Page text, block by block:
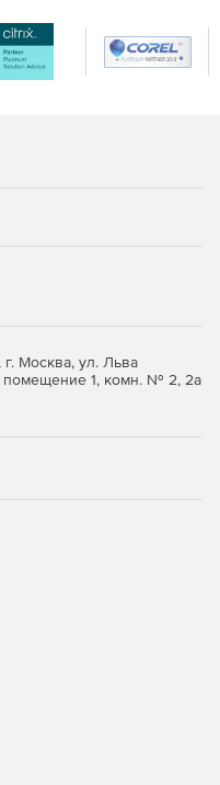
Поддержка
Linux, Solaris, HP UX и
нагрузки на
и жесткий диск,
инструментов
запуск
для
Москва, ул. Льва
помещение 1, комн. № 2, 2а